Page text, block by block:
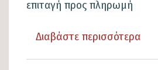
επιταγή προς πληρωμή
Διαβάστε περισσότερα